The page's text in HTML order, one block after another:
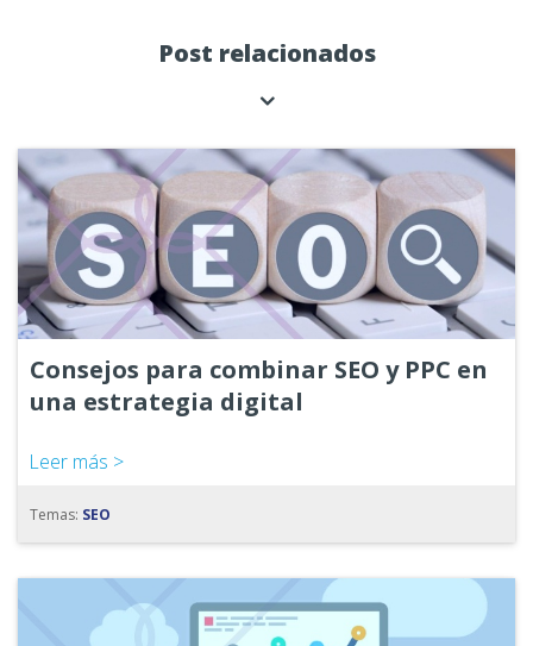
Post relacionados
Consejos para combinar SEO y PPC en
una estrategia digital
Leer más >
Temas: SEO